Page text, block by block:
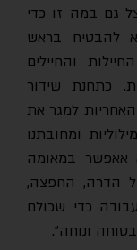
במה זו כדי
בראש
והחיילים
שידור
למגר את
ומחובתנו
במאומה
החפצה,
כדי שכולם
ונוחה״.